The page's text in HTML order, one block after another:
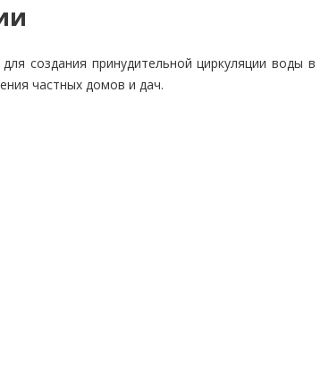
создания принудительной циркуляции воды в
частных домов и дач.